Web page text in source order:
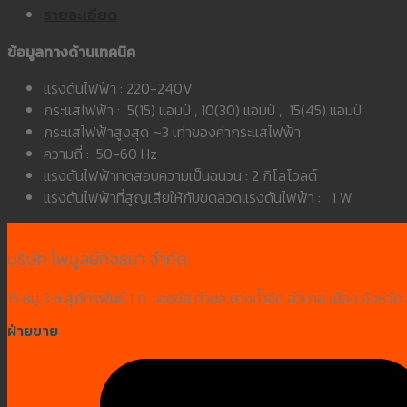
ข้อมูลทางด้านเทคนิค
แรงดันไฟฟ้า : 220-240V
กระแสไฟฟ้า : 5(15) แอมป์ , 10(30) แอมป์ , 15(45) แอมป์
กระแสไฟฟ้าสูงสุด ~3 เท่าของค่ากระแสไฟฟ้า
ความถี่ : 50-60 Hz
แรงดันไฟฟ้าทดสอบความเป็นฉนวน : 2 กิโลโวลต์
แรงดันไฟฟ้าที่สูญเสียให้กับขดลวดแรงดันไฟฟ้า : 1 W
บริษัท ไพบูลย์กิจธนา จำกัด
15 หมู่ 3 ซ.สุภัทรพันธ์ 1 ถ. เอกชัย ตำบล บางน้ำจืด อำเภอ เมือง จังหวั
ฝ่ายขาย